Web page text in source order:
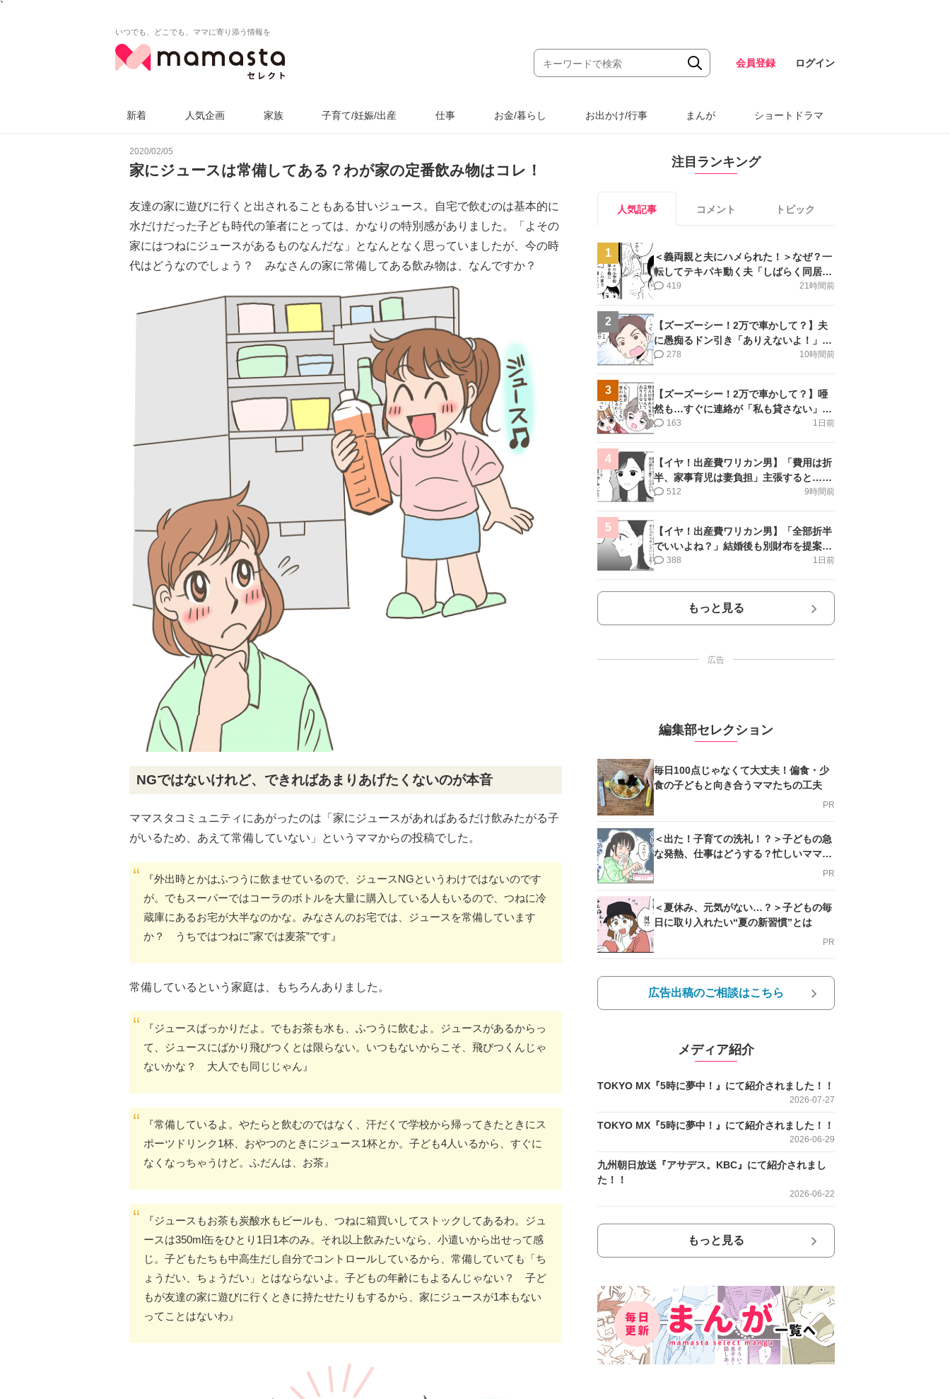
`
いつでも、どこでも、ママに寄り添う情報を
会員登録 ログイン
新着 人気企画 家族 子育て/妊娠/出産 仕事 お金/暮らし お出かけ/行事 まんが ショートドラマ
2020/02/05
家にジュースは常備してある？わが家の定番飲み物はコレ！
友達の家に遊びに行くと出されることもある甘いジュース。自宅で飲むのは基本的に
水だけだった子ども時代の筆者にとっては、かなりの特別感がありました。「よその
家にはつねにジュースがあるものなんだな」となんとなく思っていましたが、今の時
代はどうなのでしょう？ みなさんの家に常備してある飲み物は、なんですか？
NGではないけれど、できればあまりあげたくないのが本音
ママスタコミュニティにあがったのは「家にジュースがあればあるだけ飲みたがる子
がいるため、あえて常備していない」というママからの投稿でした。
『外出時とかはふつうに飲ませているので、ジュースNGというわけではないのです
が。でもスーパーではコーラのボトルを大量に購入している人もいるので、つねに冷
蔵庫にあるお宅が大半なのかな。みなさんのお宅では、ジュースを常備しています
か？ うちではつねに”家では麦茶”です』
常備しているという家庭は、もちろんありました。
『ジュースばっかりだよ。でもお茶も水も、ふつうに飲むよ。ジュースがあるからっ
て、ジュースにばかり飛びつくとは限らない。いつもないからこそ、飛びつくんじゃ
ないかな？ 大人でも同じじゃん』
『常備しているよ。やたらと飲むのではなく、汗だくで学校から帰ってきたときにス
ポーツドリンク1杯、おやつのときにジュース1杯とか。子ども4人いるから、すぐに
なくなっちゃうけど。ふだんは、お茶』
『ジュースもお茶も炭酸水もビールも、つねに箱買いしてストックしてあるわ。ジュ
ースは350ml缶をひとり1日1本のみ。それ以上飲みたいなら、小遣いから出せって感
じ。子どもたちも中高生だし自分でコントロールしているから、常備していても「ち
ょうだい、ちょうだい」とはならないよ。子どもの年齢にもよるんじゃない？ 子ど
もが友達の家に遊びに行くときに持たせたりもするから、家にジュースが1本もない
ってことはないわ』
注目ランキング
人気記事 コメント トピック
1
＜義両親と夫にハメられた！＞なぜ？一
転してテキパキ動く夫「しばらく同居」
提案され【第4話まんが】
21時間前
419
2
【ズーズーシー！2万で車かして？】夫
に愚痴るドン引き「ありえないよ！」＜
第16話＞#4コマ母道場
10時間前
278
3
【ズーズーシー！2万で車かして？】唖
然も…すぐに連絡が「私も貸さない」＜
第15話＞#4コマ母道場
1日前
163
4
【イヤ！出産費ワリカン男】「費用は折
半、家事育児は妻負担」主張すると…＜
第11話＞#4コマ母道場
9時間前
512
5
【イヤ！出産費ワリカン男】「全部折半
でいいよね？」結婚後も別財布を提案＜
第10話＞#4コマ母道場
1日前
388
もっと見る
広告
編集部セレクション
毎日100点じゃなくて大丈夫！偏食・少
食の子どもと向き合うママたちの工夫
PR
＜出た！子育ての洗礼！？＞子どもの急
な発熱、仕事はどうする？忙しいママを
PR
＜夏休み、元気がない…？＞子どもの毎
日に取り入れたい“夏の新習慣”とは
PR
広告出稿のご相談はこちら
メディア紹介
TOKYO MX『5時に夢中！』にて紹介されました！！
2026-07-27
TOKYO MX『5時に夢中！』にて紹介されました！！
2026-06-29
九州朝日放送『アサデス。KBC』にて紹介されまし
た！！
2026-06-22
もっと見る